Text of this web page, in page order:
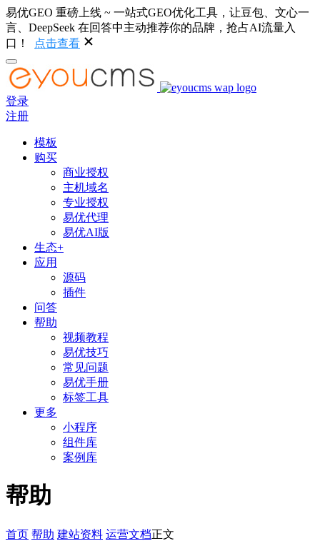
易优GEO 重磅上线 ~ 一站式GEO优化工具，让豆包、文心一
言、DeepSeek 在回答中主动推荐你的品牌，抢占AI流量入
口！
点击查看
登录
注册
模板
购买
商业授权
主机域名
专业授权
易优代理
易优AI版
生态+
应用
源码
插件
问答
帮助
视频教程
易优技巧
常见问题
易优手册
标签工具
更多
小程序
组件库
案例库
帮助
首页 帮助 建站资料 运营文档正文